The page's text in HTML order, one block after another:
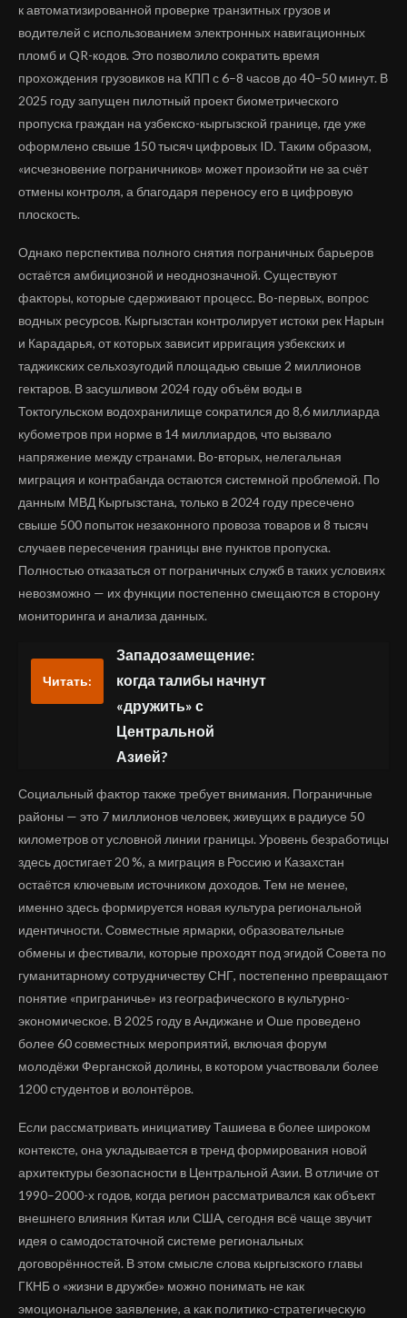
к автоматизированной проверке транзитных грузов и
водителей с использованием электронных навигационных
пломб и QR-кодов. Это позволило сократить время
прохождения грузовиков на КПП с 6–8 часов до 40–50 минут. В
2025 году запущен пилотный проект биометрического
пропуска граждан на узбекско-кыргызской границе, где уже
оформлено свыше 150 тысяч цифровых ID. Таким образом,
«исчезновение пограничников» может произойти не за счёт
отмены контроля, а благодаря переносу его в цифровую
плоскость.
Однако перспектива полного снятия пограничных барьеров
остаётся амбициозной и неоднозначной. Существуют
факторы, которые сдерживают процесс. Во-первых, вопрос
водных ресурсов. Кыргызстан контролирует истоки рек Нарын
и Карадарья, от которых зависит ирригация узбекских и
таджикских сельхозугодий площадью свыше 2 миллионов
гектаров. В засушливом 2024 году объём воды в
Токтогульском водохранилище сократился до 8,6 миллиарда
кубометров при норме в 14 миллиардов, что вызвало
напряжение между странами. Во-вторых, нелегальная
миграция и контрабанда остаются системной проблемой. По
данным МВД Кыргызстана, только в 2024 году пресечено
свыше 500 попыток незаконного провоза товаров и 8 тысяч
случаев пересечения границы вне пунктов пропуска.
Полностью отказаться от пограничных служб в таких условиях
невозможно — их функции постепенно смещаются в сторону
мониторинга и анализа данных.
Читать:
Западозамещение:
когда талибы начнут
«дружить» с
Центральной
Азией?
Социальный фактор также требует внимания. Пограничные
районы — это 7 миллионов человек, живущих в радиусе 50
километров от условной линии границы. Уровень безработицы
здесь достигает 20 %, а миграция в Россию и Казахстан
остаётся ключевым источником доходов. Тем не менее,
именно здесь формируется новая культура региональной
идентичности. Совместные ярмарки, образовательные
обмены и фестивали, которые проходят под эгидой Совета по
гуманитарному сотрудничеству СНГ, постепенно превращают
понятие «приграничье» из географического в культурно-
экономическое. В 2025 году в Андижане и Оше проведено
более 60 совместных мероприятий, включая форум
молодёжи Ферганской долины, в котором участвовали более
1200 студентов и волонтёров.
Если рассматривать инициативу Ташиева в более широком
контексте, она укладывается в тренд формирования новой
архитектуры безопасности в Центральной Азии. В отличие от
1990–2000-х годов, когда регион рассматривался как объект
внешнего влияния Китая или США, сегодня всё чаще звучит
идея о самодостаточной системе региональных
договорённостей. В этом смысле слова кыргызского главы
ГКНБ о «жизни в дружбе» можно понимать не как
эмоциональное заявление, а как политико-стратегическую